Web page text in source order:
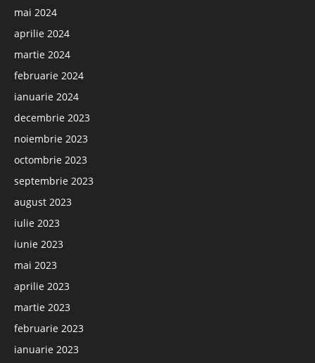
mai 2024
aprilie 2024
martie 2024
februarie 2024
ianuarie 2024
decembrie 2023
noiembrie 2023
octombrie 2023
septembrie 2023
august 2023
iulie 2023
iunie 2023
mai 2023
aprilie 2023
martie 2023
februarie 2023
ianuarie 2023